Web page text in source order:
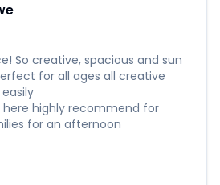
So creative, spacious and sun
for all ages all creative
here highly recommend for
for an afternoon